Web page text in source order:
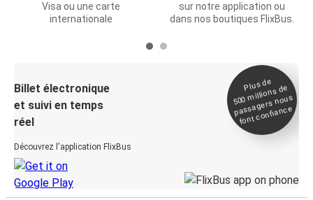
Visa ou une carte
internationale
sur notre application ou
dans nos boutiques FlixBus.
Billet électronique
et suivi en temps
réel
Découvrez l'application FlixBus
Plus de
500
millions de
passagers nous
font confiance